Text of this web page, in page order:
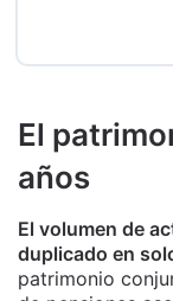
El
años
El volumen de
duplicado en
patrimonio